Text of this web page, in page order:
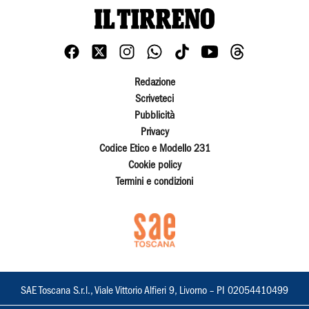
Redazione
Scriveteci
Pubblicità
Privacy
Codice Etico e Modello 231
Cookie policy
Termini e condizioni
SAE Toscana S.r.l., Viale Vittorio Alfieri 9, Livorno – PI 02054410499